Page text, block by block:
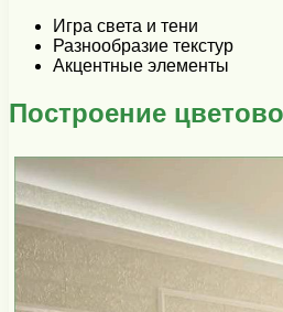
Игра света и тени
Разнообразие текстур
Акцентные элементы
Построение